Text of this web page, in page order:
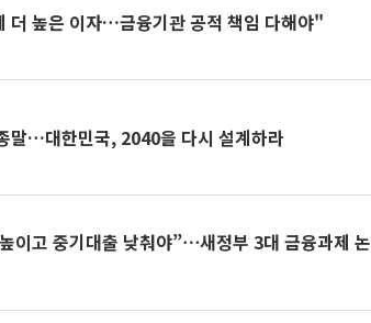
더 높은 이자…금융기관 공적 책임 다해야"
…대한민국, 2040을 다시 설계하라
이고 중기대출 낮춰야”⋯새정부 3대 금융과제 논